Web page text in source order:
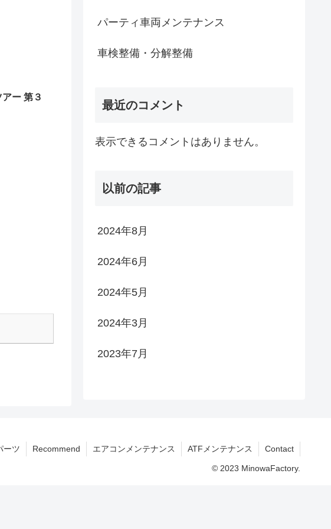
ー 第３
パーティ車両メンテナンス
車検整備・分解整備
最近のコメント
表示できるコメントはありません。
以前の記事
2024年8月
2024年6月
2024年5月
2024年3月
2023年7月
ーツ Recommend エアコンメンテナンス ATFメンテナンス Contact
© 2023 MinowaFactory.